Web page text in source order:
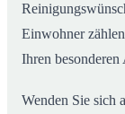
Einwohner
Ihren besonderen
Wenden Sie sich